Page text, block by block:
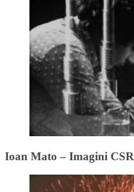
Ioan Mato – Imagini CSR